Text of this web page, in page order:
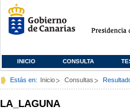
INICIO CONSULTA
Estás en: Inicio Consultas
LA_LAGUNA